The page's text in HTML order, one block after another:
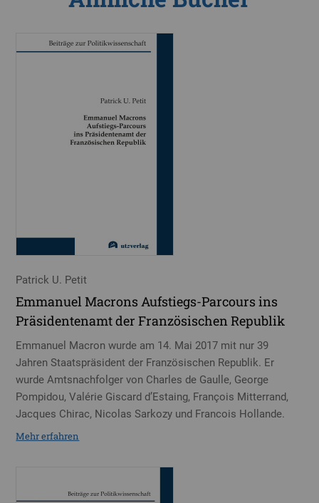
Patrick U. Petit
Emmanuel Macrons Aufstiegs-Parcours ins
Präsidentenamt der Französischen Republik
Emmanuel Macron wurde am 14. Mai 2017 mit nur 39
Jahren Staatspräsident der Französischen Republik. Er
wurde Amtsnachfolger von Charles de Gaulle, George
Pompidou, Valérie Giscard d’Estaing, François Mitterrand,
Jacques Chirac, Nicolas Sarkozy und Francois Hollande.
Mehr erfahren